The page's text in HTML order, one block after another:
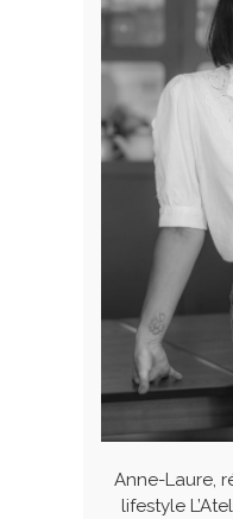
Anne-Laure,
lifestyle